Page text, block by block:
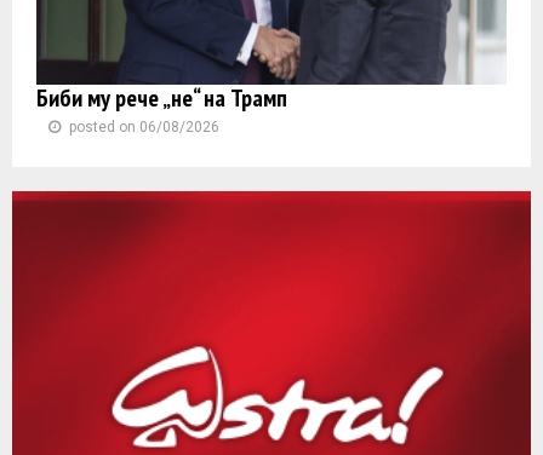
Биби му рече „не“ на Трамп
posted on 06/08/2026